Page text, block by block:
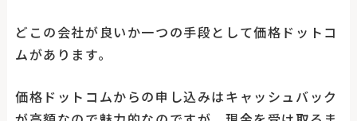
どこの会社が良いか一つの手段として価格ドットコ
ムがあります。
価格ドットコムからの申し込みはキャッシュバック